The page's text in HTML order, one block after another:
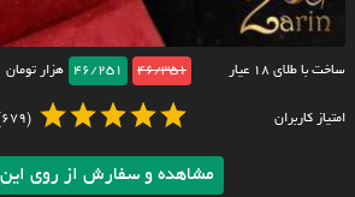
ساخت با طلای ۱۸ عیار 46/351
46/251 هزار تومان
امتیاز کاربران (679)
مشاهده و سفارش از روی این